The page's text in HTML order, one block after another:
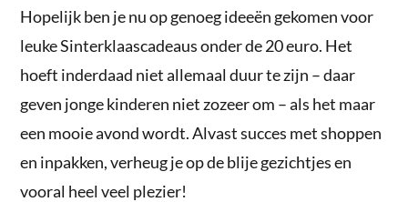
Hopelijk ben je nu op genoeg ideeën gekomen voor
leuke Sinterklaascadeaus onder de 20 euro. Het
hoeft inderdaad niet allemaal duur te zijn – daar
geven jonge kinderen niet zozeer om – als het maar
een mooie avond wordt. Alvast succes met shoppen
en inpakken, verheug je op de blije gezichtjes en
vooral heel veel plezier!